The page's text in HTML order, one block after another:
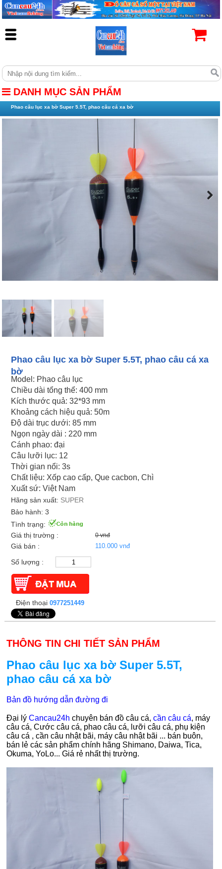
DANH MỤC SẢN PHẨM
Phao câu lục xa bờ Super 5.5T, phao câu cá xa bờ
Phao câu lục xa bờ Super 5.5T, phao câu cá xa
bờ
Model: Phao câu lục
Chiều dài tổng thể: 400 mm
Kích thước quả: 32*93 mm
Khoảng cách hiệu quả: 50m
Độ dài trục dưới: 85 mm
Ngọn ngày dài : 220 mm
Cánh phao: đại
Câu lưỡi lục: 12
Thời gian nổi: 3s
Chất liệu: Xốp cao cấp, Que cacbon, Chì
Xuất sứ: Việt Nam
Hãng sản xuất: SUPER
Bảo hành: 3
Tình trạng:
Giá thị trường :
0 vnđ
Giá bán : 110.000 vnđ
Số lượng :
Điện thoại 0977251449
THÔNG TIN CHI TIẾT SẢN PHẨM
Phao câu lục xa bờ Super 5.5T,
phao câu cá xa bờ
Bản đồ hướng dẫn đường đi
Đại lýCancau24h chuyên bán đồ câu cá,cần câu cá, máy
câu cá, Cước câu cá, phao câu cá, lưỡi câu cá, phụ kiện
câu cá , cần câu nhật bãi, máy câu nhật bãi ... bán buôn,
bán lẻ các sản phẩm chính hãng Shimano, Daiwa, Tica,
Okuma, YoLo... Giá rẻ nhất thị trường.